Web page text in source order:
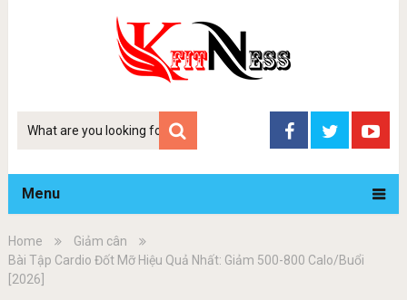
Tim
Menu
Home
Giảm cân
Bài Tập Cardio Đốt Mỡ Hiệu Quả Nhất: Giảm 500-800 Calo/Buổi
[2026]